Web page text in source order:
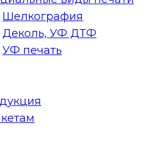
Шелкография
Деколь, УФ ДТФ
УФ печать